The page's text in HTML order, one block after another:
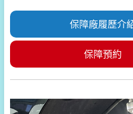
保障廠履歷介
保障預約